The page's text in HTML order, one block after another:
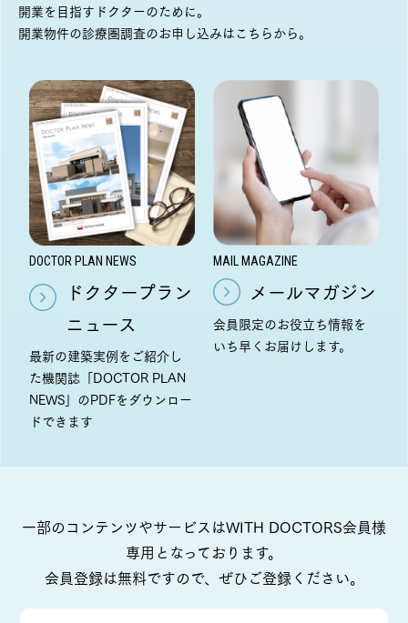
開業を目指すドクターのために。
開業物件の診療圏調査のお申し込みはこちらから。
DOCTOR PLAN NEWS
ドクタープラン
ニュース
最新の建築実例をご紹介し
た機関誌「DOCTOR PLAN
NEWS」のPDFをダウンロー
ドできます
MAIL MAGAZINE
メールマガジン
会員限定のお役立ち情報を
いち早くお届けします。
一部のコンテンツやサービスはWITH DOCTORS会員様
専用となっております。
会員登録は無料ですので、ぜひご登録ください。